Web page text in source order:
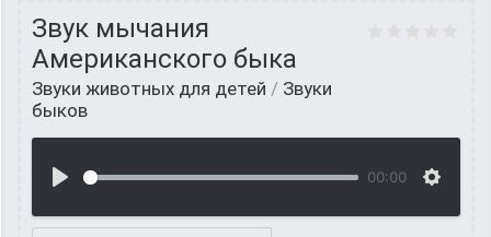
Звук мычания
Американского быка
Звуки животных для детей / Звуки
быков
00:00